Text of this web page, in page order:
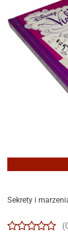
Sekrety i